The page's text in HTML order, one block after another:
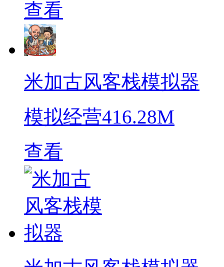
查看
米加古风客栈模拟器
模拟经营416.28M
查看